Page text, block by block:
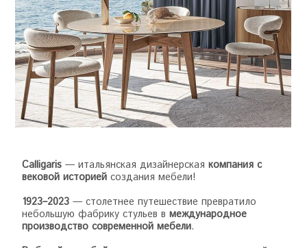
Calligaris — итальянская дизайнерскаякомпания с
вековой историей создания мебели!
1923–2023 — столетнее путешествие превратило
небольшую фабрику стульев вмеждународное
производство современной мебели.